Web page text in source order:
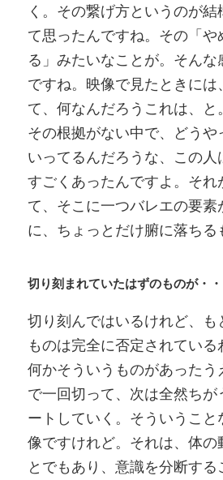
く。その繋げ方というのが
て思ったんですね。その「や
る」みたいなことが。そんな
ですね。映像で見たときには
て、何なんだろうこれは、と
その根拠がない中で、どうや
いってるんだろうな、この
すごくあったんですよ。それ
て、そこに一つバレエの要素
に、ちょっとだけ腑に落ちる
切り刻まれていたはずのものが・・
切り刻んではいるけれど、も
ものは完全に否定されている
何かそういうものがあったう
で一回切って、次は全然ちが
ートしていく。そういうこと
像ですけれど。それは、体の
とでもあり、意識を分断す